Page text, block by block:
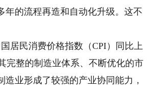
年的流程再造和自动化升级。这不
民消费价格指数（CPI）同比上
完整的制造业体系、不断优化的市
业形成了较强的产业协同能力，